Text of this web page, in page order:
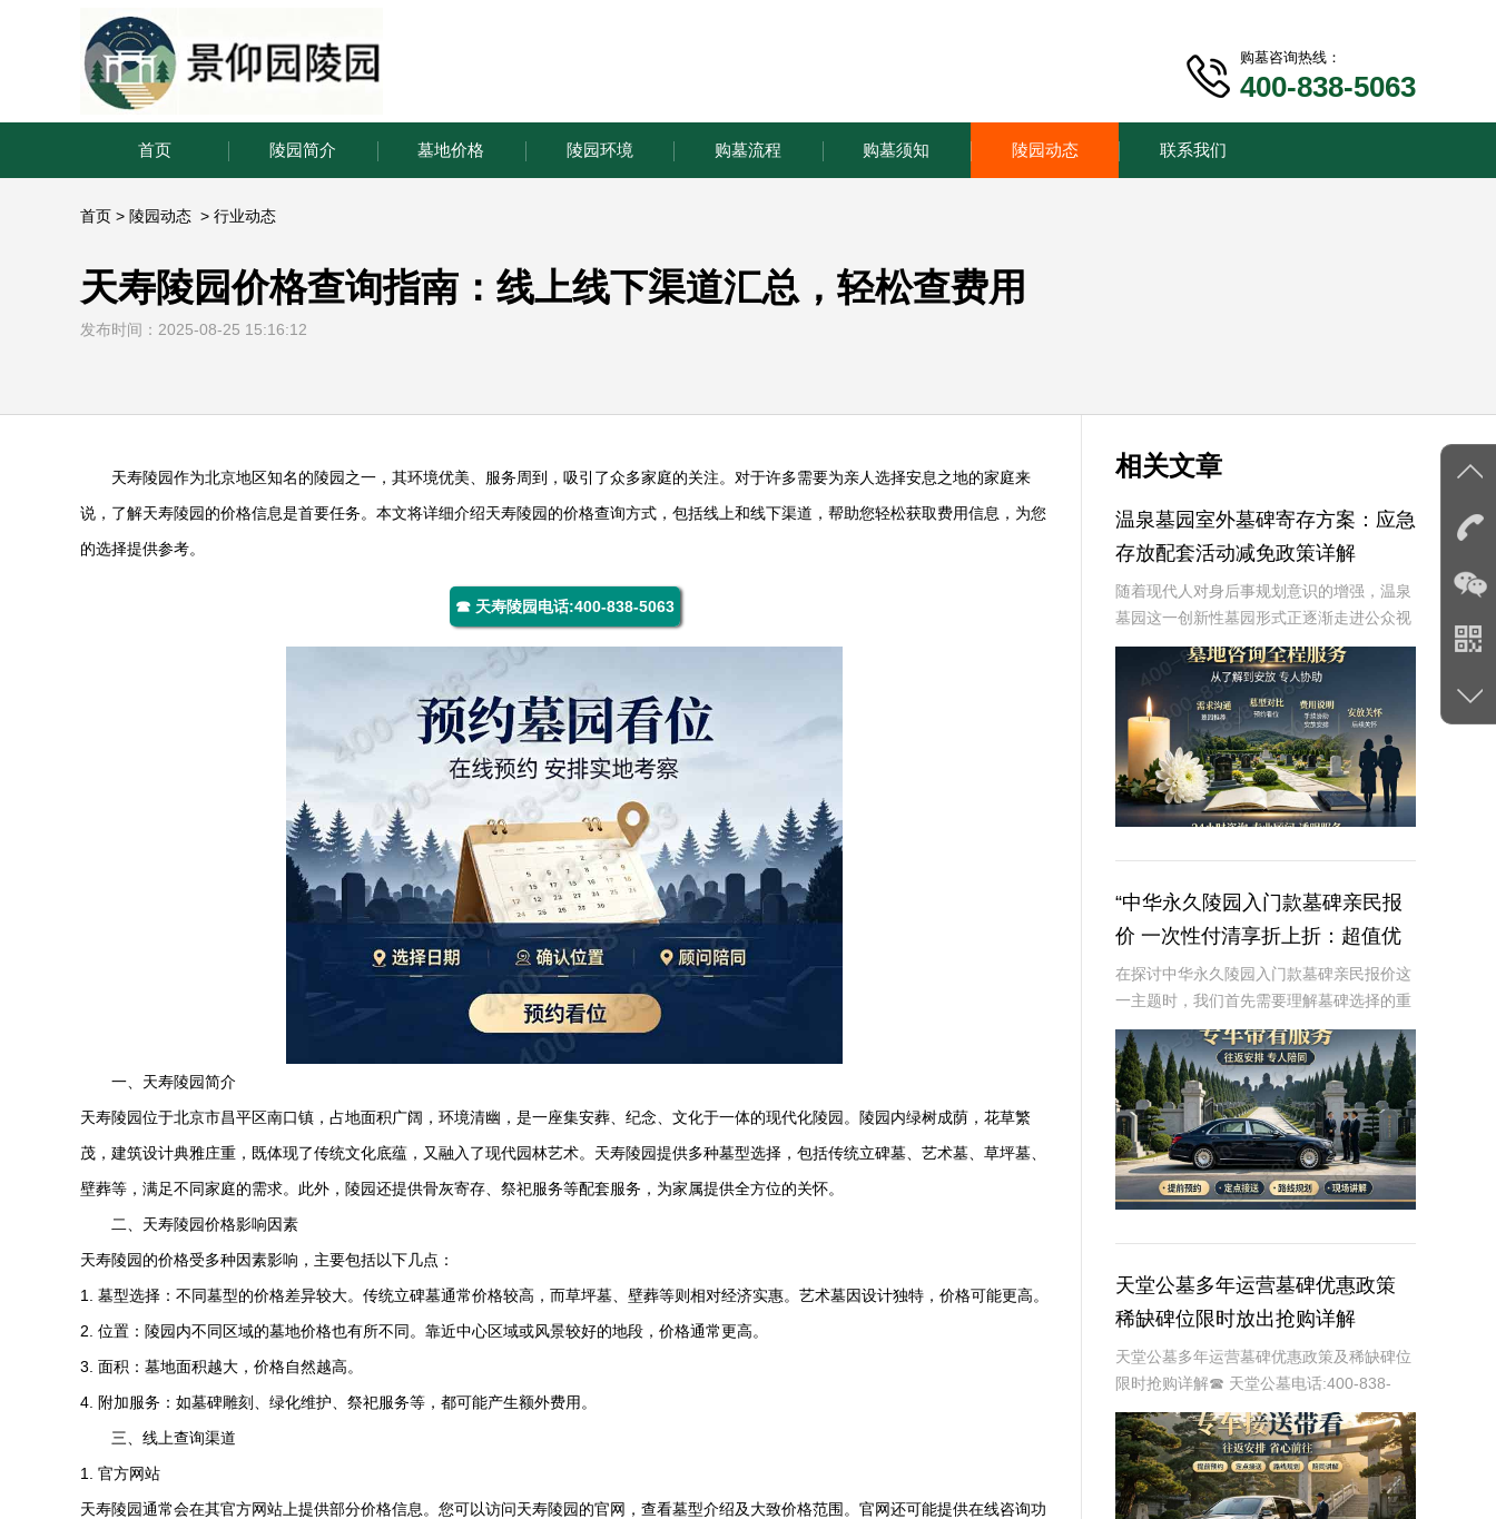
购墓咨询热线：
400-838-5063
首页 陵园简介 墓地价格 陵园环境 购墓流程 购墓须知 陵园动态 联系我们
首页 > 陵园动态 > 行业动态
天寿陵园价格查询指南：线上线下渠道汇总，轻松查费用
发布时间：2025-08-25 15:16:12
天寿陵园作为北京地区知名的陵园之一，其环境优美、服务周到，吸引了众多家庭的关注。对于许多需要为亲人选择安息之地的家庭来
说，了解天寿陵园的价格信息是首要任务。本文将详细介绍天寿陵园的价格查询方式，包括线上和线下渠道，帮助您轻松获取费用信息，为您
的选择提供参考。
☎ 天寿陵园电话:400-838-5063
一、 天寿陵园简介
天寿陵园位于北京市昌平区南口镇，占地面积广阔，环境清幽，是一座集安葬、纪念、文化于一体的现代化陵园。陵园内绿树成荫，花草繁
茂，建筑设计典雅庄重，既体现了传统文化底蕴，又融入了现代园林艺术。 天寿陵园提供多种墓型选择，包括传统立碑墓、艺术墓、草坪墓、
壁葬等，满足不同家庭的需求。此外，陵园还提供骨灰寄存、祭祀服务等配套服务，为家属提供全方位的关怀。
二、 天寿陵园价格影响因素
天寿陵园的价格受多种因素影响，主要包括以下几点：
1. 墓型选择：不同墓型的价格差异较大。传统立碑墓通常价格较高，而草坪墓、壁葬等则相对经济实惠。艺术墓因设计独特，价格可能更高。
2. 位置：陵园内不同区域的墓地价格也有所不同。靠近中心区域或风景较好的地段，价格通常更高。
3. 面积：墓地面积越大，价格自然越高。
4. 附加服务：如墓碑雕刻、绿化维护、祭祀服务等，都可能产生额外费用。
三、线上查询渠道
1. 官方网站
天寿陵园通常会在其官方网站上提供部分价格信息。您可以访问天寿陵园的官网，查看墓型介绍及大致价格范围。官网还可能提供在线咨询功
相关文章
温泉墓园室外墓碑寄存方案：应急
存放配套活动减免政策详解
随着现代人对身后事规划意识的增强，温泉
墓园这一创新性墓园形式正逐渐走进公众视
野。温泉墓园不仅营造了宁静祥和的环境氛
围，更通过一系列贴心设施，如室外墓碑寄
存区、应急遗体临时存放服务等，为家属提
供极大便利
“中华永久陵园入门款墓碑亲民报
价 一次性付清享折上折：超值优
惠与便捷选择的完美结合”
在探讨中华永久陵园入门款墓碑亲民报价这
一主题时，我们首先需要理解墓碑选择的重
要性及其对逝者与生者的影响。墓碑不仅是
对逝者的纪念，也是对生者情感的寄托。因
此，选择一款既符合预算又具有纪念意义的
墓碑显得尤
天堂公墓多年运营墓碑优惠政策
稀缺碑位限时放出抢购详解
天堂公墓多年运营墓碑优惠政策及稀缺碑位
限时抢购详解☎ 天堂公墓电话:400-838-
5063天堂公墓，作为一家历史悠久的公墓，
多年来一直致力于为家属提供最优质、最便
捷的墓碑选择服务。随着社会的发展和